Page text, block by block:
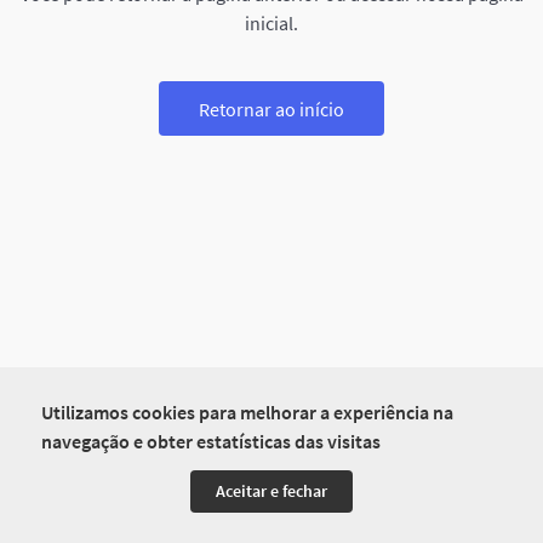
Utilizamos cookies para melhorar a experiência na
navegação e obter estatísticas das visitas
Aceitar e fechar
inicial.
Retornar ao início